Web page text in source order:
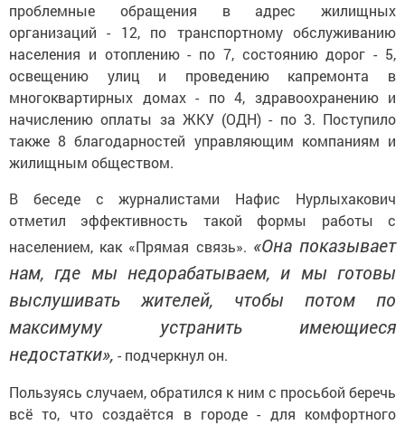
проблемные обращения в адрес жилищных
организаций - 12, по транспортному обслуживанию
населения и отоплению - по 7, состоянию дорог - 5,
освещению улиц и проведению капремонта в
многоквартирных домах - по 4, здравоохранению и
начислению оплаты за ЖКУ (ОДН) - по 3. Поступило
также 8 благодарностей управляющим компаниям и
жилищным обществом.
В беседе с журналистами Нафис Нурлыхакович
отметил эффективность такой формы работы с
населением, как «Прямая связь». «Она показывает
нам, где мы недорабатываем, и мы готовы
выслушивать жителей, чтобы потом по
максимуму устранить имеющиеся
недостатки», - подчеркнул он.
Пользуясь случаем, обратился к ним с просьбой беречь
всё то, что создаётся в городе - для комфортного